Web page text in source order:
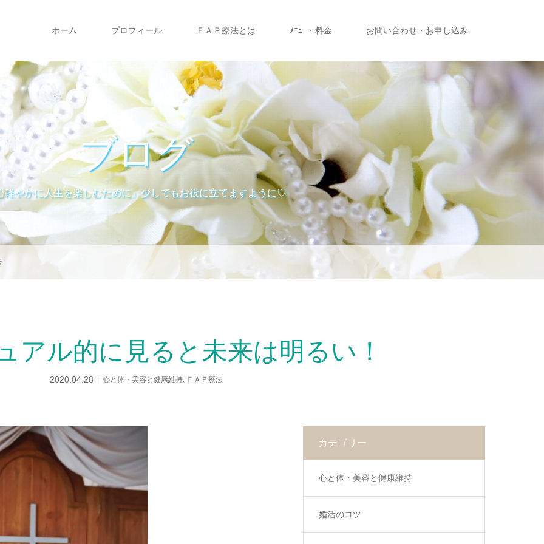
ホーム プロフィール ＦＡＰ療法とは ﾒﾆｭｰ・料金 お問い合わせ・お申し込み
ブログ
軽やかに人生を楽しむために』少しでもお役に立てますように♡
アル的に見ると未来は明るい！
2020.04.28 心と体・美容と健康維持, ＦＡＰ療法
カテゴリー
心と体・美容と健康維持
婚活のコツ